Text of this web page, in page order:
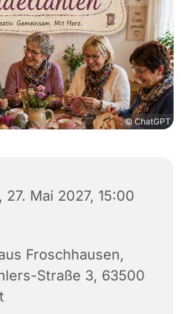
© ChatGPT
27. Mai 2027, 15:00
Froschhausen,
Straße 3, 63500